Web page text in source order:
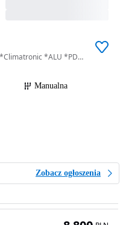
1991 cm3 • 163 KM • BEZWYPADKOWY *Climatronic *ALU *PDC *Serwis *Gwarancja
Manualna
Zobacz ogłoszenia